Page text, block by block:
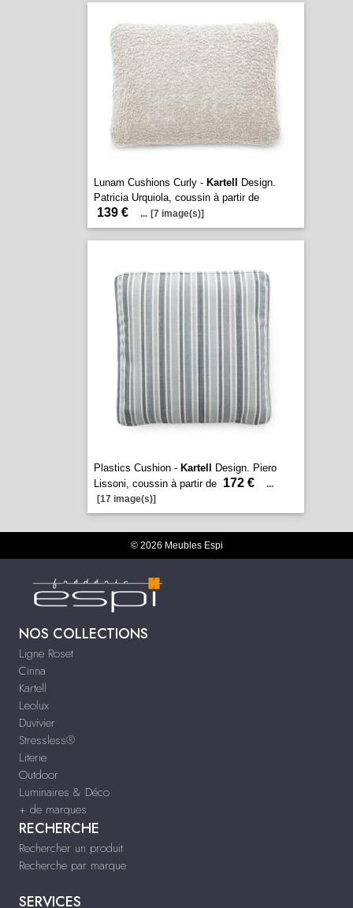
Lunam Cushions Curly - Kartell
Design.
Patricia Urquiola, coussin à partir de
139 € ... [7 image(s)]
Plastics Cushion - Kartell
Design. Piero
Lissoni, coussin à partir de 172 €
...
[17 image(s)]
© 2026 Meubles Espi
NOS COLLECTIONS
Ligne Roset
Cinna
Kartell
Leolux
Duvivier
Stressless®
Literie
Outdoor
Luminaires & Déco
+ de marques
RECHERCHE
Rechercher un produit
Recherche par marque
SERVICES